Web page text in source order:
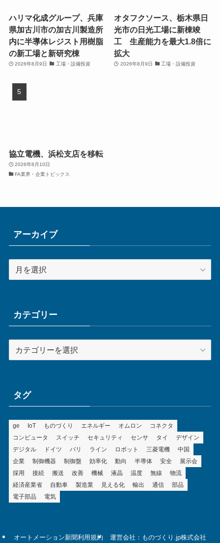
ハリマ化成グループ、兵庫
県加古川市の加古川製造所
内に半導体レジスト用樹脂
の新工場と新研究棟
2026年8月9日 工場・設備投資
オタフクソース、栃木県日
光市の日光工場に新棟竣
工 生産能力を最大1.8倍に
拡大
2026年8月9日 工場・設備投資
協立電機、浜松支店を移転
2026年8月10日
FA業界・企業トピックス
アーカイブ
ブカテゴリー
テ
ータグ
ge IoT ものづくり エネルギー オムロン
コネクタ
コンピュータ
スイッチ セキュリティ センサ タイ
デザイン
デジタル
ドイツ バリ ライン ロボット 三菱電機
中国
企業
制御機器 制御盤 効率化 動向 半導体 安全
展示会
採用
接続 搬送 改善 機械 液晶 温度 無線
物流
経済産業省
自動車 製造業 見える化 輸出 通信
部品
電子部品
電気
オートメーション新聞利用規約 運営会社：ものづくり.jp株式会社